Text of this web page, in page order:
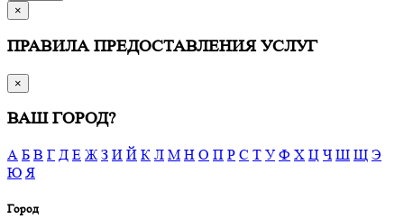
×
ПРАВИЛА ПРЕДОСТАВЛЕНИЯ УСЛУГ
×
ВАШ ГОРОД?
А Б В Г Д Е Ж З И Й К Л М Н О П Р С Т У Ф Х Ц Ч Ш Щ Э
Ю Я
Город